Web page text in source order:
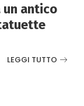
un antico
LEGGI TUTTO